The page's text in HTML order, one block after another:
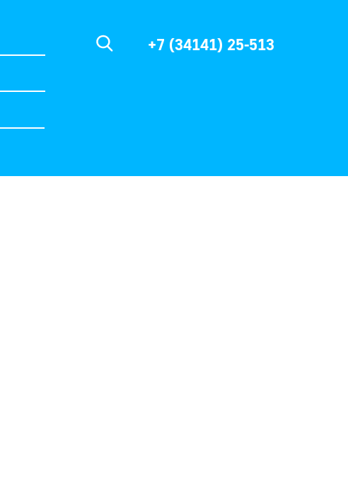
+7 (34141) 25-513